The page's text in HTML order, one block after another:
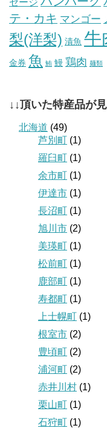
テ・カキ マンゴー
梨(洋梨) 漬魚 牛
金券 魚 鮪 鰻 鶏肉 麺類
↓↓頂いた特産品が
北海道 (49)
芦別町 (1)
羅臼町 (1)
余市町 (1)
伊達市 (1)
長沼町 (1)
旭川市 (2)
美瑛町 (1)
松前町 (1)
鹿部町 (1)
寿都町 (1)
上士幌町 (1)
根室市 (2)
豊頃町 (2)
浦河町 (2)
赤井川村 (1)
栗山町 (1)
石狩町 (1)